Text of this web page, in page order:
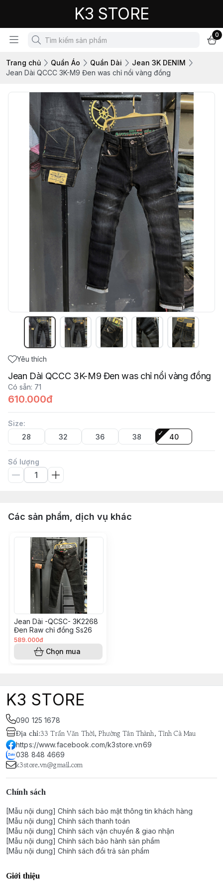
K3 STORE
0
Trang chủ Quần Áo Quần Dài
Jean 3K DENIM
Jean Dài QCCC 3K-M9 Đen was chỉ nổi vàng đồng
Yêu thích
Jean Dài QCCC 3K-M9 Đen was chỉ nổi vàng đồng
Có sẵn: 71
610.000đ
Size:
28
32 36 38 40
Số lượng
Các sản phẩm, dịch vụ khác
Jean Dài -QCSC- 3K2268
Đen Raw chỉ đồng Ss26
589.000đ
Chọn mua
K3 STORE
090 125 1678
Địa chỉ:33 Trần Văn Thời, Phường Tân Thành, Tỉnh Cà Mau
https://www.facebook.com/k3store.vn69
038 848 4669
k3store.vn@gmail.com
Chính sách
[Mẫu nội dung] Chính sách bảo mật thông tin khách hàng
[Mẫu nội dung] Chính sách thanh toán
[Mẫu nội dung] Chính sách vận chuyển & giao nhận
[Mẫu nội dung] Chính sách bảo hành sản phẩm
[Mẫu nội dung] Chính sách đổi trả sản phẩm
Giới thiệu